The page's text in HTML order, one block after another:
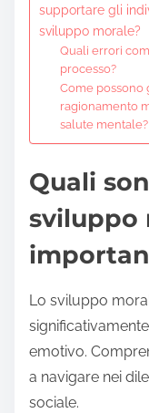
supportare gli
sviluppo morale?
Quali errori
processo?
Come possono
ragionamento
salute mentale?
Quali
sviluppo
Lo sviluppo
emotivo.
a navigare nei
sociale.